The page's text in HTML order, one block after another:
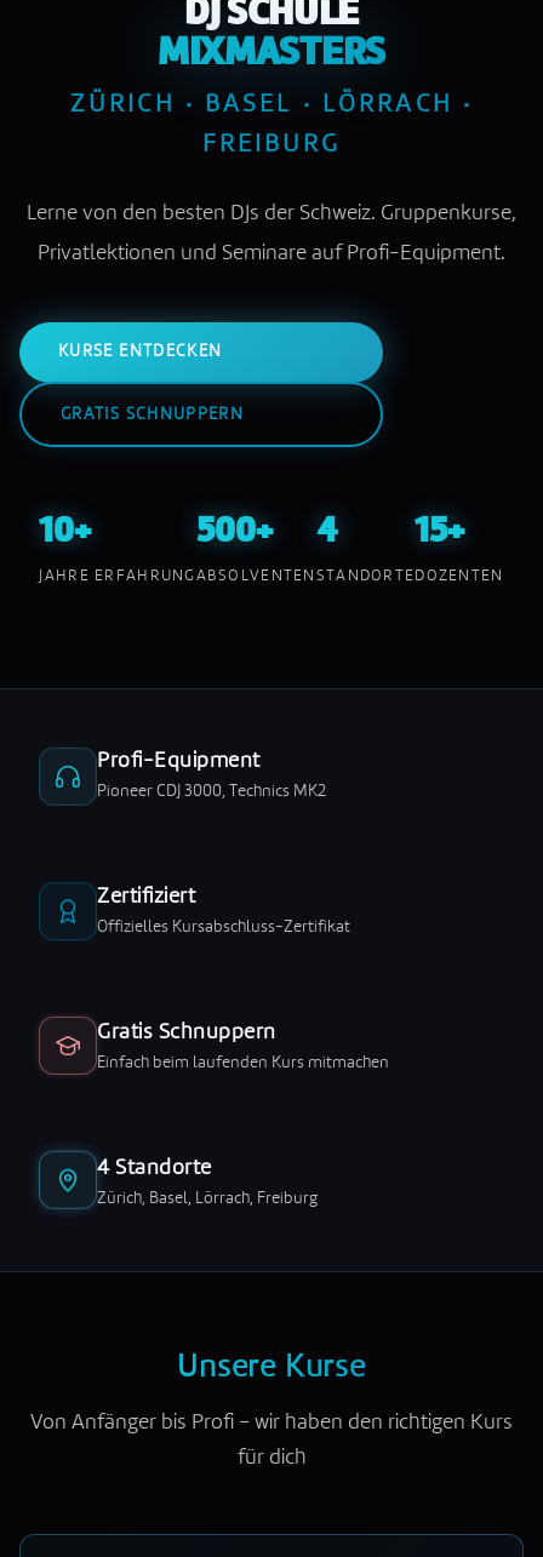
DJ SCHULE
MIXMASTERS
ZÜRICH · BASEL · LÖRRACH ·
FREIBURG
Lerne von den besten DJs der Schweiz. Gruppenkurse,
Privatlektionen und Seminare auf Profi-Equipment.
KURSE ENTDECKEN
GRATIS SCHNUPPERN
10+
JAHRE ERFAHRUNG
500+
ABSOLVENTEN
4
STANDORTE
15+
DOZENTEN
Profi-Equipment
Pioneer CDJ 3000, Technics MK2
Zertifiziert
Offizielles Kursabschluss-Zertifikat
Gratis Schnuppern
Einfach beim laufenden Kurs mitmachen
4 Standorte
Zürich, Basel, Lörrach, Freiburg
Unsere Kurse
Von Anfänger bis Profi – wir haben den richtigen Kurs
für dich